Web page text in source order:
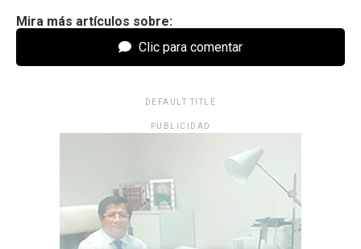
Mira más artículos sobre:
Clic para comentar
DEFAULT TITLE
PUBLICIDAD